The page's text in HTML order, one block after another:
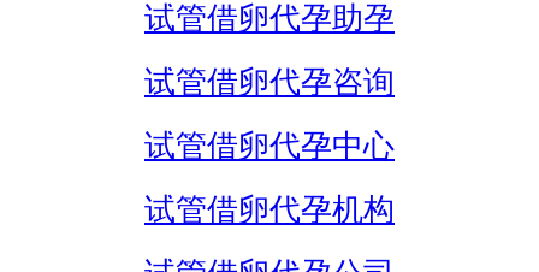
试管借卵代孕助孕
试管借卵代孕咨询
试管借卵代孕中心
试管借卵代孕机构